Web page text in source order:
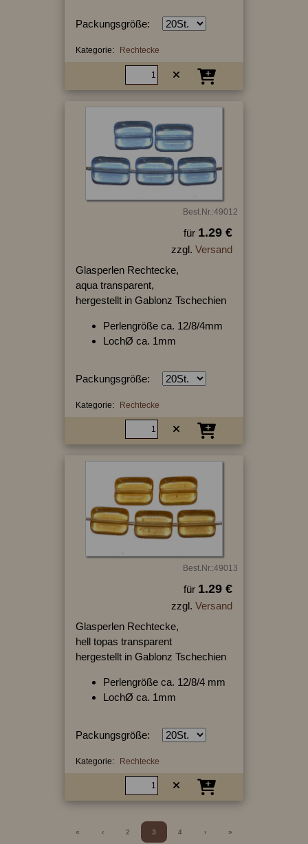
Packungsgröße:
Kategorie: Rechtecke
Best.Nr.:49012
für 1.29 €
zzgl. Versand
Glasperlen Rechtecke,
aqua transparent,
hergestellt in Gablonz Tschechien
Perlengröße ca. 12/8/4mm
LochØ ca. 1mm
Packungsgröße:
Kategorie: Rechtecke
Best.Nr.:49013
für 1.29 €
zzgl. Versand
Glasperlen Rechtecke,
hell topas transparent
hergestellt in Gablonz Tschechien
Perlengröße ca. 12/8/4 mm
LochØ ca. 1mm
Packungsgröße:
Kategorie: Rechtecke
« ‹ 2 3 4 › »